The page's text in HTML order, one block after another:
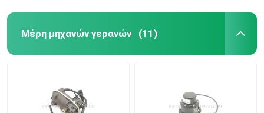
Μέρη μηχανών γερανών (11)